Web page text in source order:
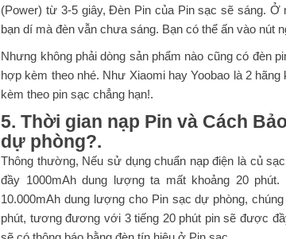
(Power) từ 3-5 giây, Đèn Pin của Pin sạc sẽ sáng. Ở
bạn dí mà đèn vẫn chưa sáng. Bạn có thể ấn vào nút
Nhưng không phải dòng sản phẩm nào cũng có đèn
hợp kèm theo nhé. Như Xiaomi hay Yoobao là 2 hãng
kèm theo pin sạc chẳng hạn!.
5. Thời gian nạp Pin và Cách
dự phòng?.
Thông thường, Nếu sử dụng chuẩn nạp điện là củ
đầy 1000mAh dung lượng ta mất khoảng 20
10.000mAh dung lượng cho Pin sạc dự phòng,
phút, tương đương với 3 tiếng 20 phút pin sẽ được